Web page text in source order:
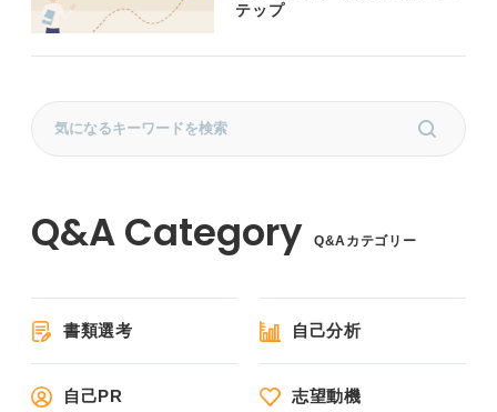
テップ
Q&Aカテゴリー
書類選考 自己分析
自己PR 志望動機